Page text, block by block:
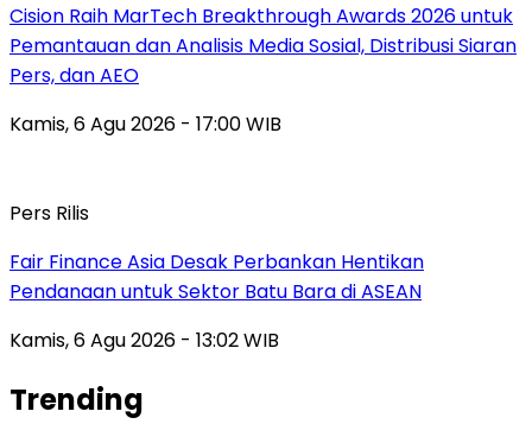
Cision Raih MarTech Breakthrough Awards 2026 untuk
Pemantauan dan Analisis Media Sosial, Distribusi Siaran
Pers, dan AEO
Kamis, 6 Agu 2026 - 17:00 WIB
Pers Rilis
Fair Finance Asia Desak Perbankan Hentikan
Pendanaan untuk Sektor Batu Bara di ASEAN
Kamis, 6 Agu 2026 - 13:02 WIB
Trending